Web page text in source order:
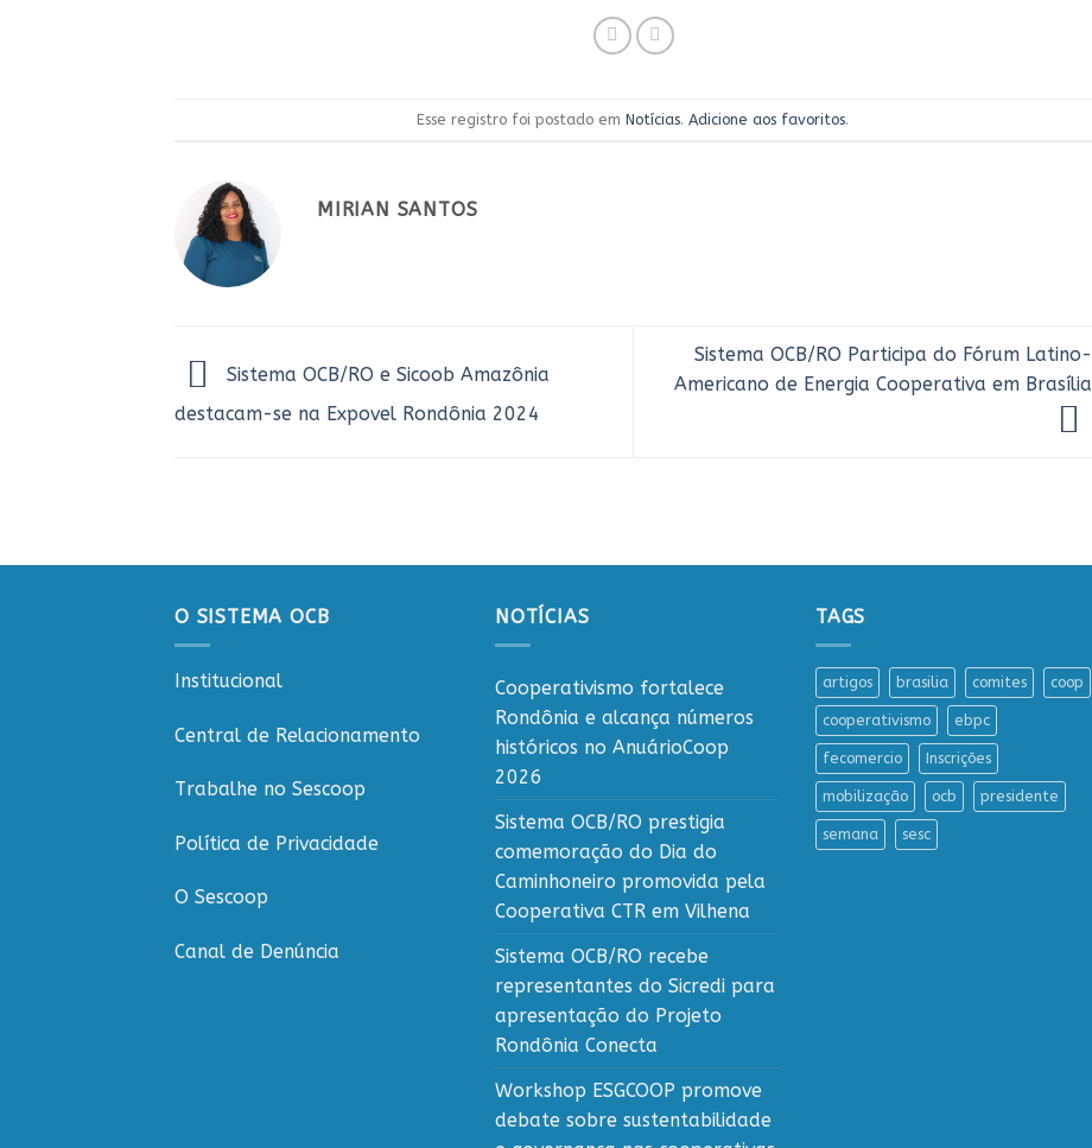
Esse registro foi postado emNotícias.Adicione aos favoritos.
MIRIAN SANTOS
Sistema OCB/RO e Sicoob Amazônia
destacam-se na Expovel Rondônia 2024
Sistema OCB/RO Participa do Fórum Latino-
Americano de Energia Cooperativa em Brasília
O SISTEMA OCB
Institucional
Central de Relacionamento
Trabalhe no Sescoop
Política de Privacidade
O Sescoop
Canal de Denúncia
NOTÍCIAS
Cooperativismo fortalece
Rondônia e alcança números
históricos no AnuárioCoop
2026
Sistema OCB/RO prestigia
comemoração do Dia do
Caminhoneiro promovida pela
Cooperativa CTR em Vilhena
Sistema OCB/RO recebe
representantes do Sicredi para
apresentação do Projeto
Rondônia Conecta
Workshop ESGCOOP promove
debate sobre sustentabilidade
TAGS
artigos brasilia comites coop
cooperativismo ebpc
fecomercio Inscrições
mobilização ocb presidente
semana sesc